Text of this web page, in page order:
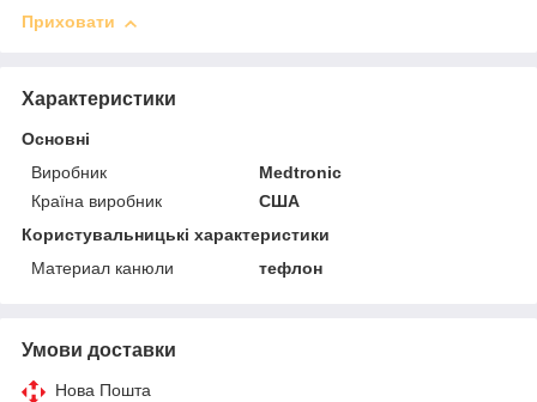
Приховати
Характеристики
Основні
Виробник
Medtronic
Країна виробник
США
Користувальницькі характеристики
Материал канюли
тефлон
Умови доставки
Нова Пошта